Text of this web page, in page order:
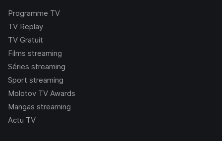
Programme TV
TV Replay
TV Gratuit
Films streaming
Séries streaming
Sport streaming
Molotov TV Awards
Mangas streaming
Actu TV